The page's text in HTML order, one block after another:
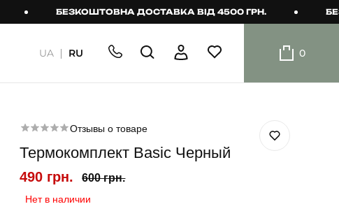
БЕЗКОШТОВНА ДОСТАВКА ВІД 4500 ГРН.
шорти
Шорти
UA RU 0
Отзывы о товаре
Термокомплект Basic Черный
490 грн. 600 грн.
Нет в наличии